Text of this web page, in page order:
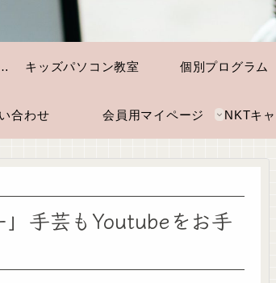
パソコン・スマホ】 キッズパソコン教室 個別プログラム
合わせ 会員用マイページ
手芸もYoutubeをお手